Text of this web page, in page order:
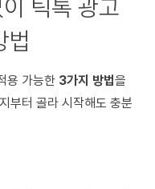
틱톡 광고
법
용 가능한 3가지 방법을
부터 골라 시작해도 충분